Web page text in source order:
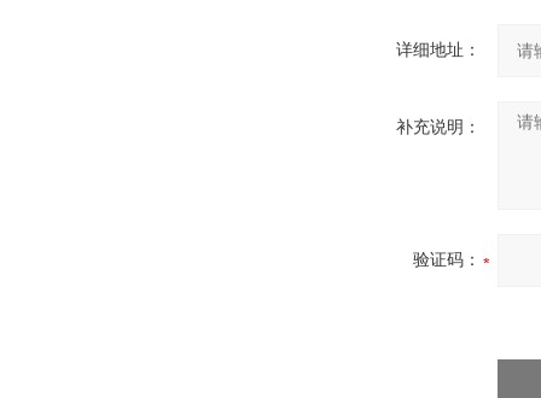
详细地址：
补充说明：
验证码：